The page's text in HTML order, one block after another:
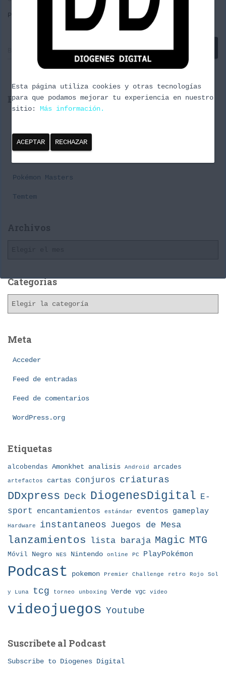
Por
, hace11 años
r
Entradas recientes
Episodio 3 Naturaleza Urbana
Pokémon Masters
Temtem
Archivos
h
o
Categorías
g
Meta
Acceder
Feed de entradas
Feed de comentarios
WordPress.org
Etiquetas
alcobendas Amonkhet analisis Android arcades
artefactos cartas conjuros criaturas
DDxpress Deck DiogenesDigital E-
sport
encantamientos estándar eventos gameplay
Hardware instantaneos Juegos de Mesa
lanzamientos lista baraja Magic MTG
Móvil Negro NES Nintendo online PC PlayPokémon
Podcast pokemon Premier Challenge retro Rojo Sol
y Luna tcg torneo unboxing Verde vgc video
videojuegos Youtube
Suscribete al Podcast
Subscribe to Diogenes Digital
Esta página utiliza cookies y otras tecnologías
para que podamos mejorar tu experiencia en nuestro
sitio: Más información.
ACEPTAR RECHAZAR